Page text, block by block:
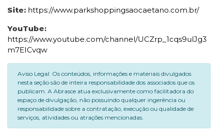
Site: https://www.parkshoppingsaocaetano.com.br/
YouTube:
https://www.youtube.com/channel/UCZrp_1cqs9ulJg3
m7EICvqw
Aviso Legal: Os conteúdos, informações e materiais divulgados
nesta seção são de inteira responsabilidade dos associados que os
publicam. A Abrasce atua exclusivamente como facilitadora do
espaço de divulgação, não possuindo qualquer ingerência ou
responsabilidade sobre a contratação, execução ou qualidade de
serviços, atividades ou atrações mencionadas.